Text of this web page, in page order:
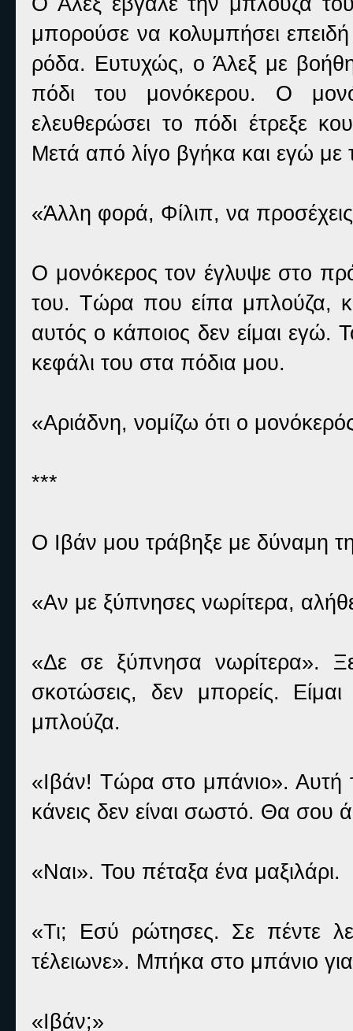
μπορούσε να κολυμπήσει
ρόδα. Ευτυχώς, ο Άλεξ με
πόδι του μονόκερου. Ο
ελευθερώσει το πόδι έτρεξε
Μετά από λίγο βγήκα και εγώ με
«Άλλη φορά, Φίλιπ, να
Ο μονόκερος τον έγλυψε στο
του. Τώρα που είπα μπλούζα,
αυτός ο κάποιος δεν είμαι εγώ.
κεφάλι του στα πόδια μου.
«Αριάδνη, νομίζω ότι ο
***
Ο Ιβάν μου τράβηξε με δύναμη
«Αν με ξύπνησες νωρίτερα,
«Δε σε ξύπνησα νωρίτερα».
σκοτώσεις, δεν μπορείς.
μπλούζα.
«Ιβάν! Τώρα στο μπάνιο».
κάνεις δεν είναι σωστό. Θα
«Ναι». Του πέταξα ένα μαξιλάρι.
«Τι; Εσύ ρώτησες. Σε πέντε
τέλειωνε». Μπήκα στο μπάνιο
«Ιβάν;»